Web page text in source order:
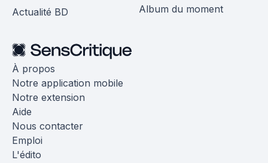
Actualité BD
Album du moment
À propos
Notre application mobile
Notre extension
Aide
Nous contacter
Emploi
L'édito